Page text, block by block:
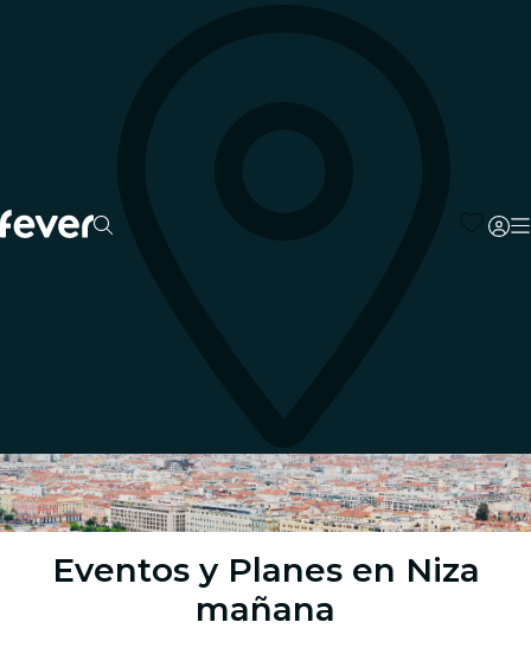
Eventos y Planes en Niza
mañana